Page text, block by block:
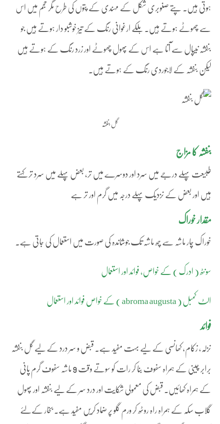
ہوتی ہیں۔ پتے صنوبری شکل کے مہندی کے پتوں کی طرح مگر حجم میں اس
سے چھوٹے ہوتے ہیں۔ ہلکے ارغوانی رنگ کے تیز خوشبو دار ہوتے ہیں جو
بنفشہ نیپال سے آتا ہے اس کے پھول چھوٹے اور زرد رنگ کے ہوتے ہیں
لیکن بنفشہ کے لاجوردی رنگ کے ہوتے ہیں۔
گل بنفشہ
بنفشہ کا مزاج
طبیعت پہلے درجے میں سرد اور دوسرے میں تر، بعض پہلے میں سرد تر کہتے
ہیں اور بعض کے نزدیک پہلے درجہ میں گرم اور تر ہے
مقدار خوراک
خوراک چار ماشہ سے چھ ماشہ تک جوشاندہ کی صورت میں استعمال کی جاتی ہے۔
سونٹھ ( ادرک ) کے خواص، فوائد اور استعمال
الٹ کمبل ( abroma augusta ) کے خواص فوائد اور استعمال
فوائد
نزلہ، زکام، کھانسی کے لیے بہت مفید ہے۔ قبض و سر درد کے لیے گل بنفشہ
برابر چینی کے ہمراہ سفوف بنا کر رات کو سوتے وقت 9 ماشہ سفوف گرم پانی
کے ہمراہ کھائیں۔ قبض کی معمولی شکایت اور درد سر کے لیے بنفشہ اور پھول
گلاب سکہ کے ہمراہ راہ روٹھ کر ورم گلو پر ضماد کریں مفید ہے۔ بخار کےلئے